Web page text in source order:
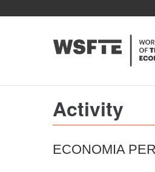
Activity
ECONOMIA